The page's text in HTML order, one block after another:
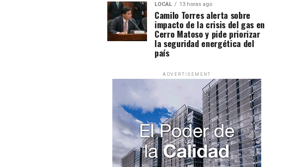
LOCAL 13 horas ago
Camilo Torres alerta sobre
impacto de la crisis del gas en
Cerro Matoso y pide priorizar
la seguridad energética del
país
ADVERTISEMENT